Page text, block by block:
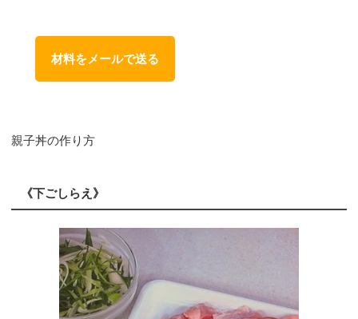
材料をメールで送る
親子丼の作り方
《下ごしらえ》